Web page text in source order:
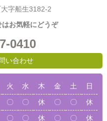
字船生3182-2
お気軽にどうぞ
0410
い合わせ
火 水 木 金 土
日
〇 〇 休 〇 〇
休
〇 〇 休 〇 〇 休